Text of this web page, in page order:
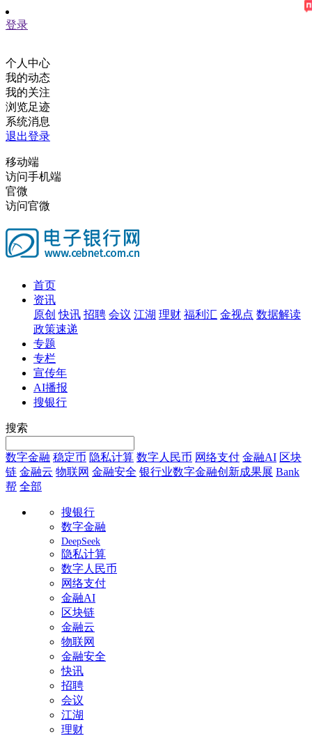
登录
个人中心
我的动态
我的关注
浏览足迹
系统消息
退出登录
移动端
访问手机端
官微
访问官微
首页
资讯
原创 快讯 招聘 会议 江湖 理财 福利汇 金视点 数据解读
政策速递
专题
专栏
宣传年
AI播报
搜银行
搜索
数字金融 稳定币 隐私计算 数字人民币 网络支付 金融AI 区块
链 金融云 物联网 金融安全 银行业数字金融创新成果展 Bank
帮 全部
搜银行
数字金融
DeepSeek
隐私计算
数字人民币
网络支付
金融AI
区块链
金融云
物联网
金融安全
快讯
招聘
会议
江湖
理财